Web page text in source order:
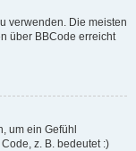
verwenden. Die meisten
über BBCode erreicht
um ein Gefühl
z. B. bedeutet :)